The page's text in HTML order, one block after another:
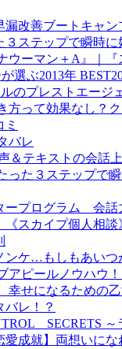
漏改善ブートキャ
３ステップで瞬時
ウーマン＋A』｜
選ぶ2013年
のプレストエー
って効果なし？
バレ
＆テキストの会
った３ステップ
ープログラム 会
スカイプ個人相
ンケ…もしもあい
アピールノウハウ
になるための乙
レ！？
SECRETS
成就】両想いに